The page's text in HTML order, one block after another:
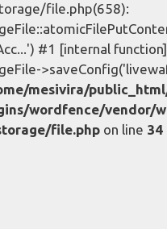
file.php(658):
#1 [internal
mesivira/
wordfence/vendor/
file.php on line 34